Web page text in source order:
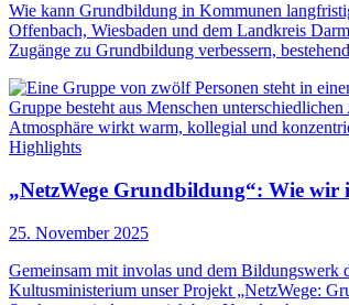
Wie kann Grundbildung in Kommunen
Offenbach, Wiesbaden und dem Landkreis
Zugänge zu Grundbildung verbessern,
Highlights
„NetzWege Grundbildung“: Wie wir
25. November 2025
Gemeinsam mit involas und dem Bildungswerk
Kultusministerium unser Projekt „NetzWege: